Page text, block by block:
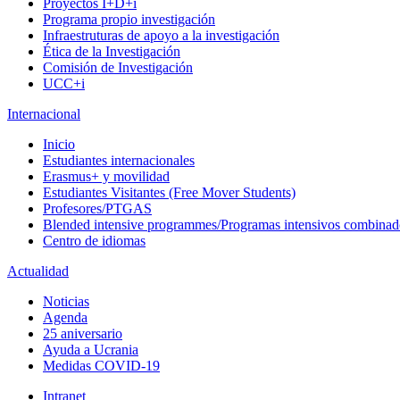
Proyectos I+D+i
Programa propio investigación
Infraestruturas de apoyo a la investigación
Ética de la Investigación
Comisión de Investigación
UCC+i
Internacional
Inicio
Estudiantes internacionales
Erasmus+ y movilidad
Estudiantes Visitantes (Free Mover Students)
Profesores/PTGAS
Blended intensive programmes/Programas intensivos
Centro de idiomas
Actualidad
Noticias
Agenda
25 aniversario
Ayuda a Ucrania
Medidas COVID-19
Intranet